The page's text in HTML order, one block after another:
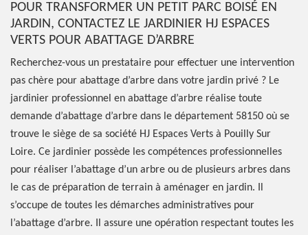
POUR TRANSFORMER UN PETIT PARC BOISÉ EN
JARDIN, CONTACTEZ LE JARDINIER HJ ESPACES
VERTS POUR ABATTAGE D’ARBRE
Recherchez-vous un prestataire pour effectuer une intervention
pas chère pour abattage d’arbre dans votre jardin privé ? Le
jardinier professionnel en abattage d’arbre réalise toute
demande d’abattage d’arbre dans le département 58150 où se
trouve le siège de sa société HJ Espaces Verts à Pouilly Sur
Loire. Ce jardinier possède les compétences professionnelles
pour réaliser l’abattage d’un arbre ou de plusieurs arbres dans
le cas de préparation de terrain à aménager en jardin. Il
s’occupe de toutes les démarches administratives pour
l’abattage d’arbre. Il assure une opération respectant toutes les